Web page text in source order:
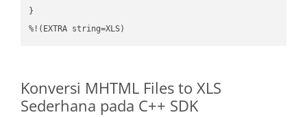
}
%!(EXTRA string=XLS)
Konversi MHTML Files to XLS
Sederhana pada C++ SDK